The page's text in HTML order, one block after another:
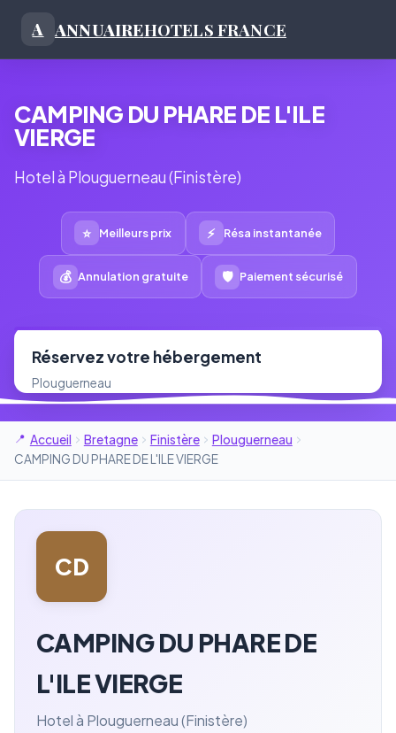
A ANNUAIREHOTELS FRANCE
CAMPING DU PHARE DE L'ILE
VIERGE
Hotel à Plouguerneau (Finistère)
⭐ Meilleurs prix ⚡ Résa instantanée
💰 Annulation gratuite 🛡 Paiement sécurisé
Réservez votre hébergement
Plouguerneau
Accueil Bretagne Finistère
Plouguerneau
CAMPING DU PHARE DE L'ILE VIERGE
CD
CAMPING DU PHARE DE
L'ILE VIERGE
Hotel à Plouguerneau (Finistère)